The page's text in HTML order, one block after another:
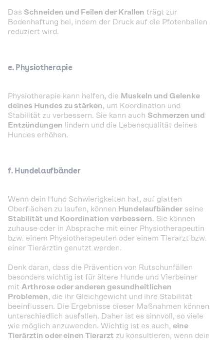
Das Schneiden und Feilen der Krallen trägt zur
Bodenhaftung bei, indem der Druck auf die Pfotenballen
reduziert wird.
e. Physiotherapie
Physiotherapie kann helfen, die Muskeln und Gelenke
deines Hundes zu stärken, um Koordination und
Stabilität zu verbessern. Sie kann auch Schmerzen und
Entzündungen lindern und die Lebensqualität deines
Hundes erhöhen.
f. Hundelaufbänder
Wenn dein Hund Schwierigkeiten hat, auf glatten
Oberflächen zu laufen, können Hundelaufbänder seine
Stabilität und Koordination verbessern. Sie können
zuhause oder in Absprache mit einer Physiotherapeutin
bzw. einem Physiotherapeuten oder einem Tierarzt bzw.
einer Tierärztin genutzt werden.
Denk daran, dass die Prävention von Rutschunfällen
besonders wichtig ist für ältere Hunde und Vierbeiner
mit Arthrose oder anderen gesundheitlichen
Problemen, die ihr Gleichgewicht und ihre Stabilität
beeinflussen. Die Ergebnisse dieser Maßnahmen können
unterschiedlich ausfallen. Daher ist es sinnvoll, so viele
wie möglich anzuwenden. Wichtig ist es auch, eine
Tierärztin oder einen Tierarzt zu konsultieren, wenn dein